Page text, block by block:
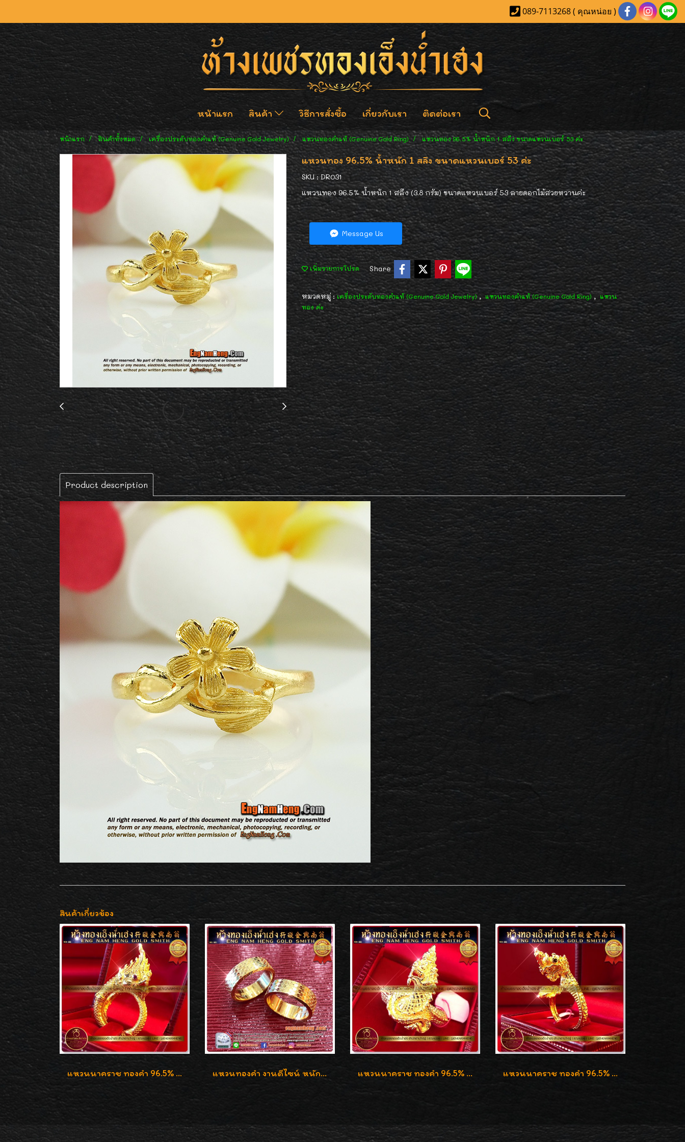
089-7113268 ( คุณหน่อย )
หน้าแรก สินค้า วิธีการสั่งซื้อ เกี่ยวกับเรา ติดต่อเรา
หน้าแรก สินค้าทั้งหมด เครื่องประดับทองคำแท้ (Genuine Gold Jewelry) แหวนทองคำแท้ (Genuine Gold Ring) แหวนทอง 96.5% น้ำหนัก 1 สลึง ขนาดแหวนเบอร์ 53 ค่ะ
แหวนทอง 96.5% น้ำหนัก 1 สลึง ขนาดแหวนเบอร์ 53 ค่ะ
SKU : DR031
แหวนทอง 96.5% น้ำหนัก 1 สลึง (3.8 กรัม) ขนาดแหวนเบอร์ 53 ลายดอกไม้สวยหวานค่ะ
Message Us
เพิ่มรายการโปรด Share
หมวดหมู่ :เครื่องประดับทองคำแท้ (Genuine Gold Jewelry), แหวนทองคำแท้ (Genuine Gold Ring), แหวน
ทอง ค่ะ
Product description
สินค้าเกี่ยวข้อง
แหวนนาคราช ทองคำ 96.5% น้ำหนัก 21.2g งานดีไซน์สวยมากๆค่ะ แหวนทองคำ งานดีไซน์ หนัก 2 สลึง เงาวิ้บวั้บ แหวนนาคราช ทองคำ 96.5% น้ำหนัก 1 บาท (15.2g) แหวนนาคราช ทองคำ 96.5% น้ำหนัก 15.6g งานดีไซน์สวยๆค่ะ